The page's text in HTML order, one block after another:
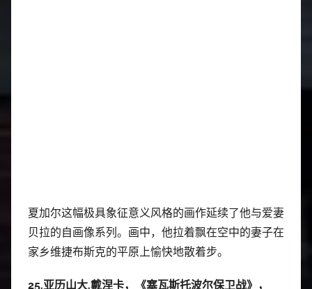
夏加尔这幅极具象征意义风格的画作延续了他与爱妻
贝拉的自画像系列。画中，他拉着飘在空中的妻子在
家乡维捷布斯克的平原上愉快地散着步。
25.亚历山大.戴涅卡，《塞瓦斯托波尔保卫战》，